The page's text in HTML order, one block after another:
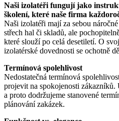
Naši izolatéři fungují jako
školení, které naše firma
Naši izolatéři mají za sebou
střech hal či skladů, ale
které slouží po celá desetiletí. O
izolatérské dovednosti se ochotně
Termínová spolehlivost
Nedostatečná termínová
projevit na spokojenosti zákazníků.
a proto dodržujeme stanovené
plánování zakázek.